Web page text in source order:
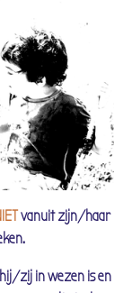
vanuit zijn/haar
zij in wezen is en